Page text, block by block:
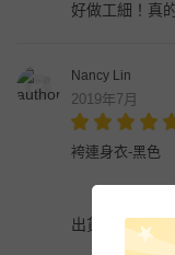
好做工細！真
Nancy Lin
2019年7月
袴連身衣-黑色
出貨速度快，